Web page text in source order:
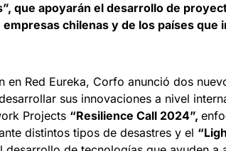
que apoyarán el desarrollo de
chilenas y de los países que
en Red Eureka, Corfo anunció dos
sus innovaciones a nivel
Projects “Resilience Call 2024”,
distintos tipos de desastres y el